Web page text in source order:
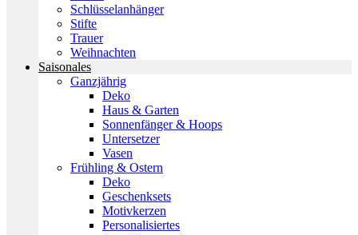
Schlüsselanhänger
Stifte
Trauer
Weihnachten
Saisonales
Ganzjährig
Deko
Haus & Garten
Sonnenfänger & Hoops
Untersetzer
Vasen
Frühling & Ostern
Deko
Geschenksets
Motivkerzen
Personalisiertes